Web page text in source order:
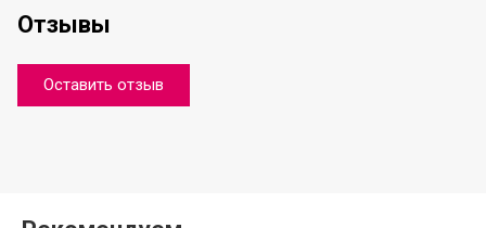
Отзывы
Оставить отзыв